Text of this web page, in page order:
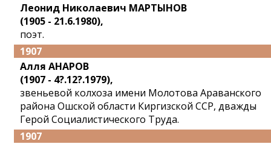
Леонид Николаевич МАРТЫНОВ
(1905 - 21.6.1980),
поэт.
1907
Алля АНАРОВ
(1907 - 4?.12?.1979),
звеньевой колхоза имени Молотова Араванского
района Ошской области Киргизской ССР, дважды
Герой Социалистического Труда.
1907